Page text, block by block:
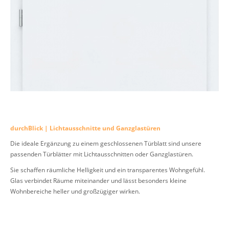
durchBlick | Lichtausschnitte und Ganzglastüren
Die ideale Ergänzung zu einem geschlossenen Türblatt sind unsere
passenden Türblätter mit Lichtausschnitten oder Ganzglastüren.
Sie schaffen räumliche Helligkeit und ein transparentes Wohngefühl.
Glas verbindet Räume miteinander und lässt besonders kleine
Wohnbereiche heller und großzügiger wirken.